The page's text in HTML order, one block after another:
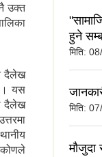
उक्त
दैलेख
। यस
दैलेख
हुने
मिति:
मिति:
मौजुदा